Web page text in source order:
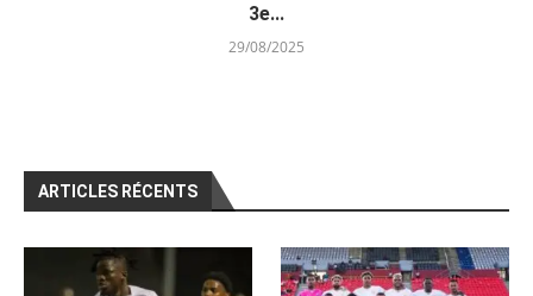
3e...
29/08/2025
ARTICLES RÉCENTS